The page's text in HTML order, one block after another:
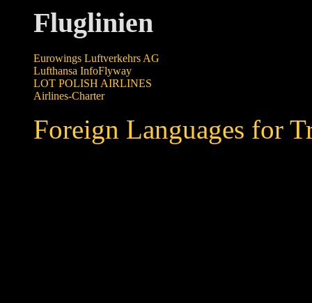
Fluglinien
Eurowings Luftverkehrs AG
Lufthansa InfoFlyway
LOT POLISH AIRLINES
Airlines-Charter
Foreign Languages for